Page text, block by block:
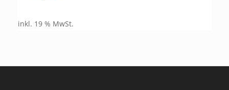
inkl. 19 % MwSt.